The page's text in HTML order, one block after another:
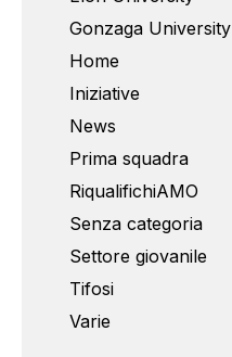
Gonzaga University
Home
Iniziative
News
Prima squadra
RiqualifichiAMO
Senza categoria
Settore giovanile
Tifosi
Varie